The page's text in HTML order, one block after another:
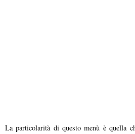
La particolarità di questo menù è quella